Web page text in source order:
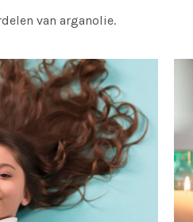
van arganolie.